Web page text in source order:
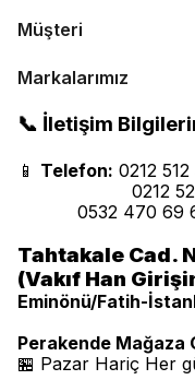
Müşteri
Markalarımız
📞 İletişim
📱 Telefon: 0212
0212
0532 470 69
Tahtakale Cad.
(Vakıf Han
Eminönü/Fatih-
Perakende Mağaza
🏪 Pazar Hariç Her